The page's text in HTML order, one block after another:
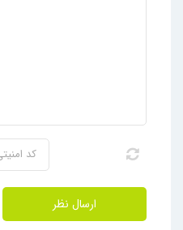
ارسال نظر